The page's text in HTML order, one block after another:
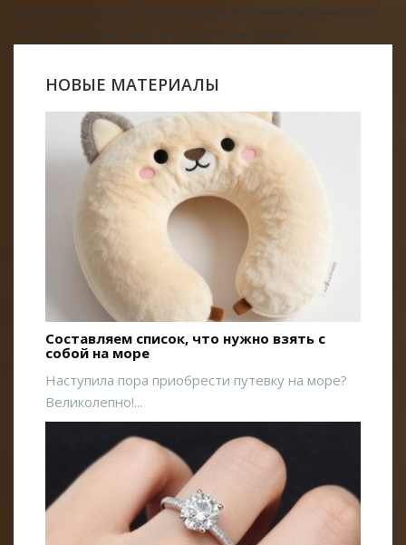
вы можете купить полотенцесушители электрические.
Полотенцесушители электрические бывают:
НОВЫЕ МАТЕРИАЛЫ
Составляем список, что нужно взять с
собой на море
Наступила пора приобрести путевку на море?
Великолепно!...